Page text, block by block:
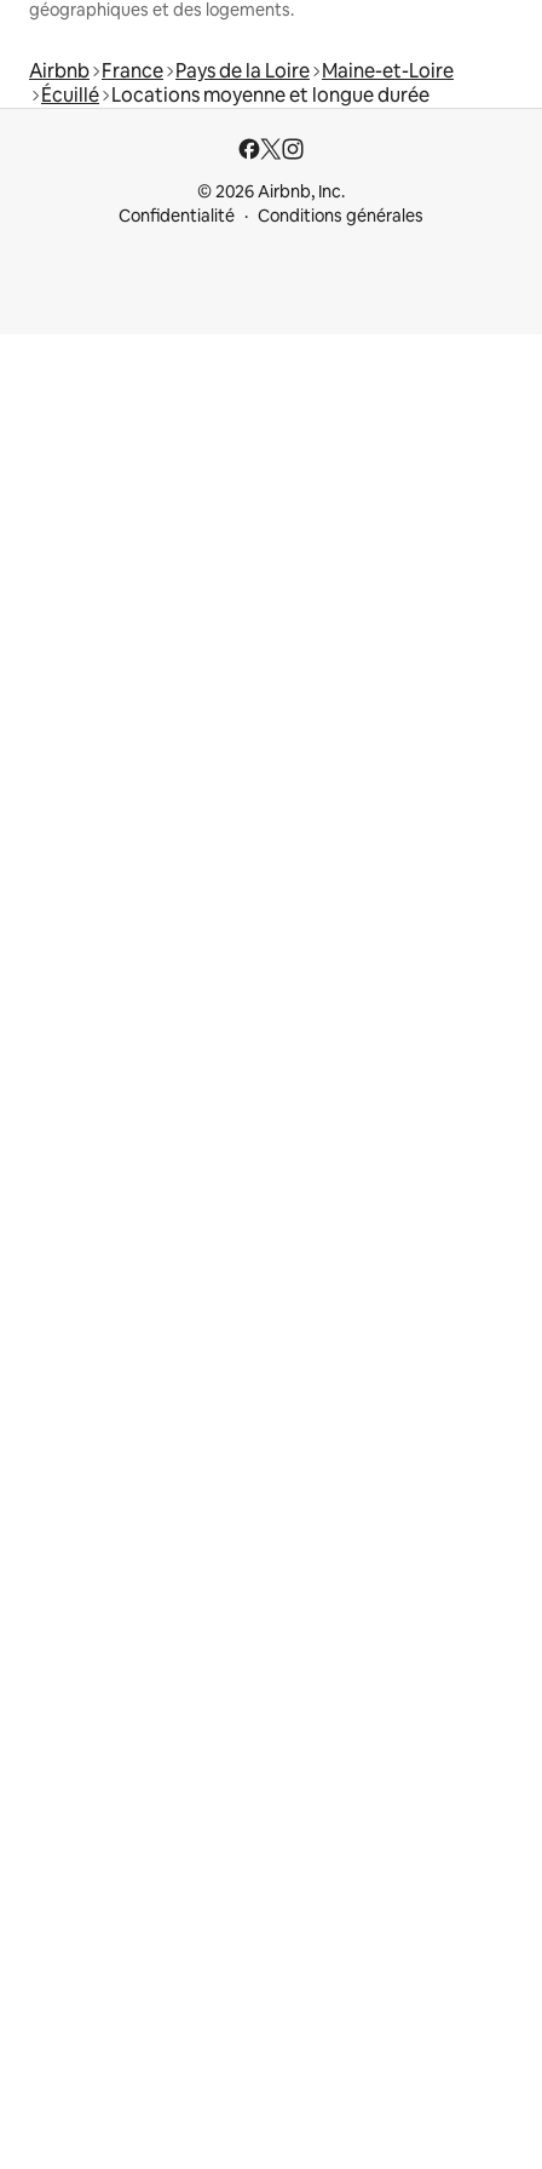
géographiques et des logements.
Airbnb France Pays de la Loire Maine-et-Loire
Écuillé Locations moyenne et longue durée
© 2026 Airbnb, Inc.
Confidentialité
Conditions générales